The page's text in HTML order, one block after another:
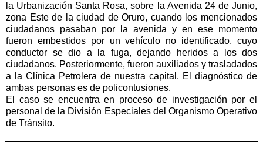
la Urbanización Santa Rosa, sobre la Avenida 24 de Junio,
zona Este de la ciudad de Oruro, cuando los mencionados
ciudadanos pasaban por la avenida y en ese momento
fueron embestidos por un vehículo no identificado, cuyo
conductor se dio a la fuga, dejando heridos a los dos
ciudadanos. Posteriormente, fueron auxiliados y trasladados
a la Clínica Petrolera de nuestra capital. El diagnóstico de
ambas personas es de policontusiones.
El caso se encuentra en proceso de investigación por el
personal de la División Especiales del Organismo Operativo
de Tránsito.